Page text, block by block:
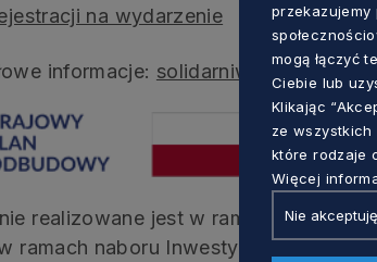
na wydarzenie
informacje:
realizowane jest w ramach naboru
ramach naboru Inwestycji A.3.1.1 pt.
przekazujemy
mogą łączyć
Ciebie lub
Klikając
ze wszystkich
które rodzaje
Więcej
Nie akceptuję